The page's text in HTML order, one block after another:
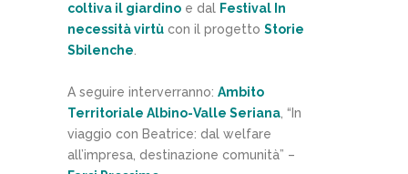
coltiva il giardino e dal Festival In
necessità virtù con il progetto Storie
Sbilenche
A seguire interverranno: Ambito
Territoriale Albino-Valle Seriana , “In
viaggio con Beatrice: dal welfare
all’impresa, destinazione comunità” –